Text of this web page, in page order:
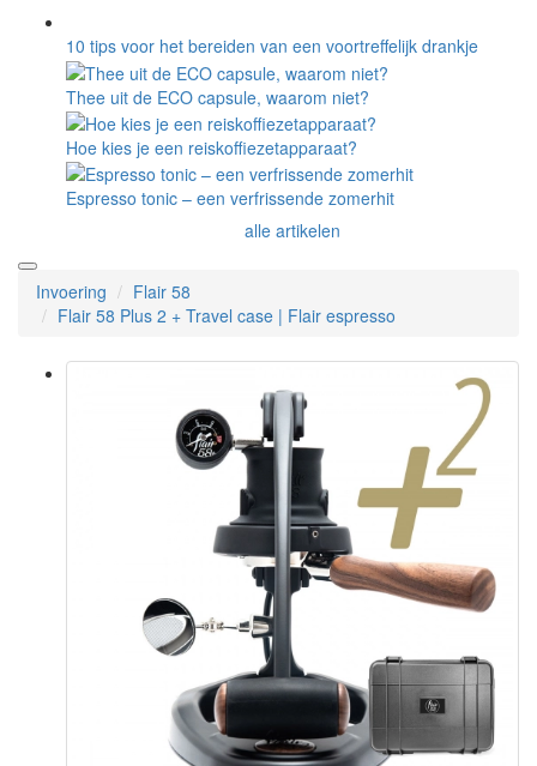
10 tips voor het bereiden van een voortreffelijk drankje
Thee uit de ECO capsule, waarom niet?
Hoe kies je een reiskoffiezetapparaat?
Espresso tonic – een verfrissende zomerhit
alle artikelen
Invoering
Flair 58
Flair 58 Plus 2 + Travel case | Flair espresso